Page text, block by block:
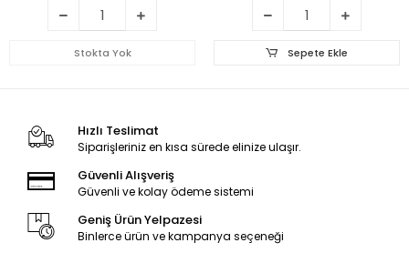
Stokta Yok Sepete Ekle
Hızlı Teslimat
Siparişleriniz en kısa sürede elinize ulaşır.
Güvenli Alışveriş
Güvenli ve kolay ödeme sistemi
Geniş Ürün Yelpazesi
Binlerce ürün ve kampanya seçeneği